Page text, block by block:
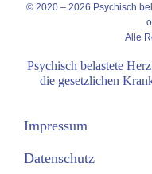
© 2020 – 2026 Psychisch
Alle
Psychisch belastete
die gesetzlichen
Impressum
Datenschutz